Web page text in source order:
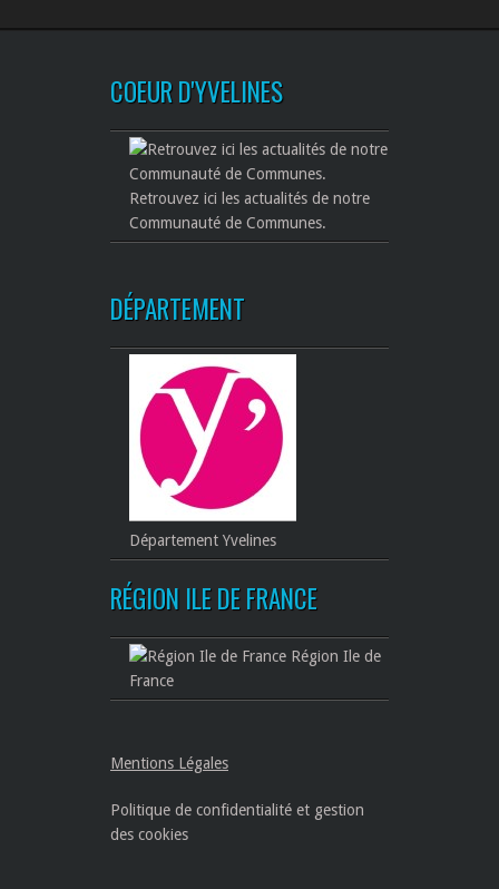
COEUR D'YVELINES
Retrouvez ici les actualités de notre
Communauté de Communes.
DÉPARTEMENT
Département Yvelines
RÉGION ILE DE FRANCE
Région Ile de
France
Mentions Légales
Politique de confidentialité et gestion
des cookies